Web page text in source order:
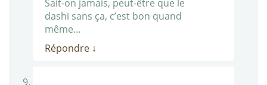
Sait-on jamais, peut-être que le
dashi sans ça, c’est bon quand
même…
Répondre ↓